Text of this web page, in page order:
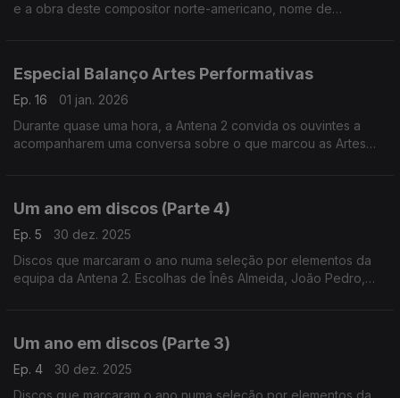
e a obra deste compositor norte-americano, nome de
Especial Balanço Artes Performativas
Ep. 16
01 jan. 2026
Durante quase uma hora, a Antena 2 convida os ouvintes a
acompanharem uma conversa sobre o que marcou as Artes
Um ano em discos (Parte 4)
Ep. 5
30 dez. 2025
Discos que marcaram o ano numa seleção por elementos da
equipa da Antena 2. Escolhas de Înês Almeida, João Pedro,
Um ano em discos (Parte 3)
Ep. 4
30 dez. 2025
Discos que marcaram o ano numa seleção por elementos da